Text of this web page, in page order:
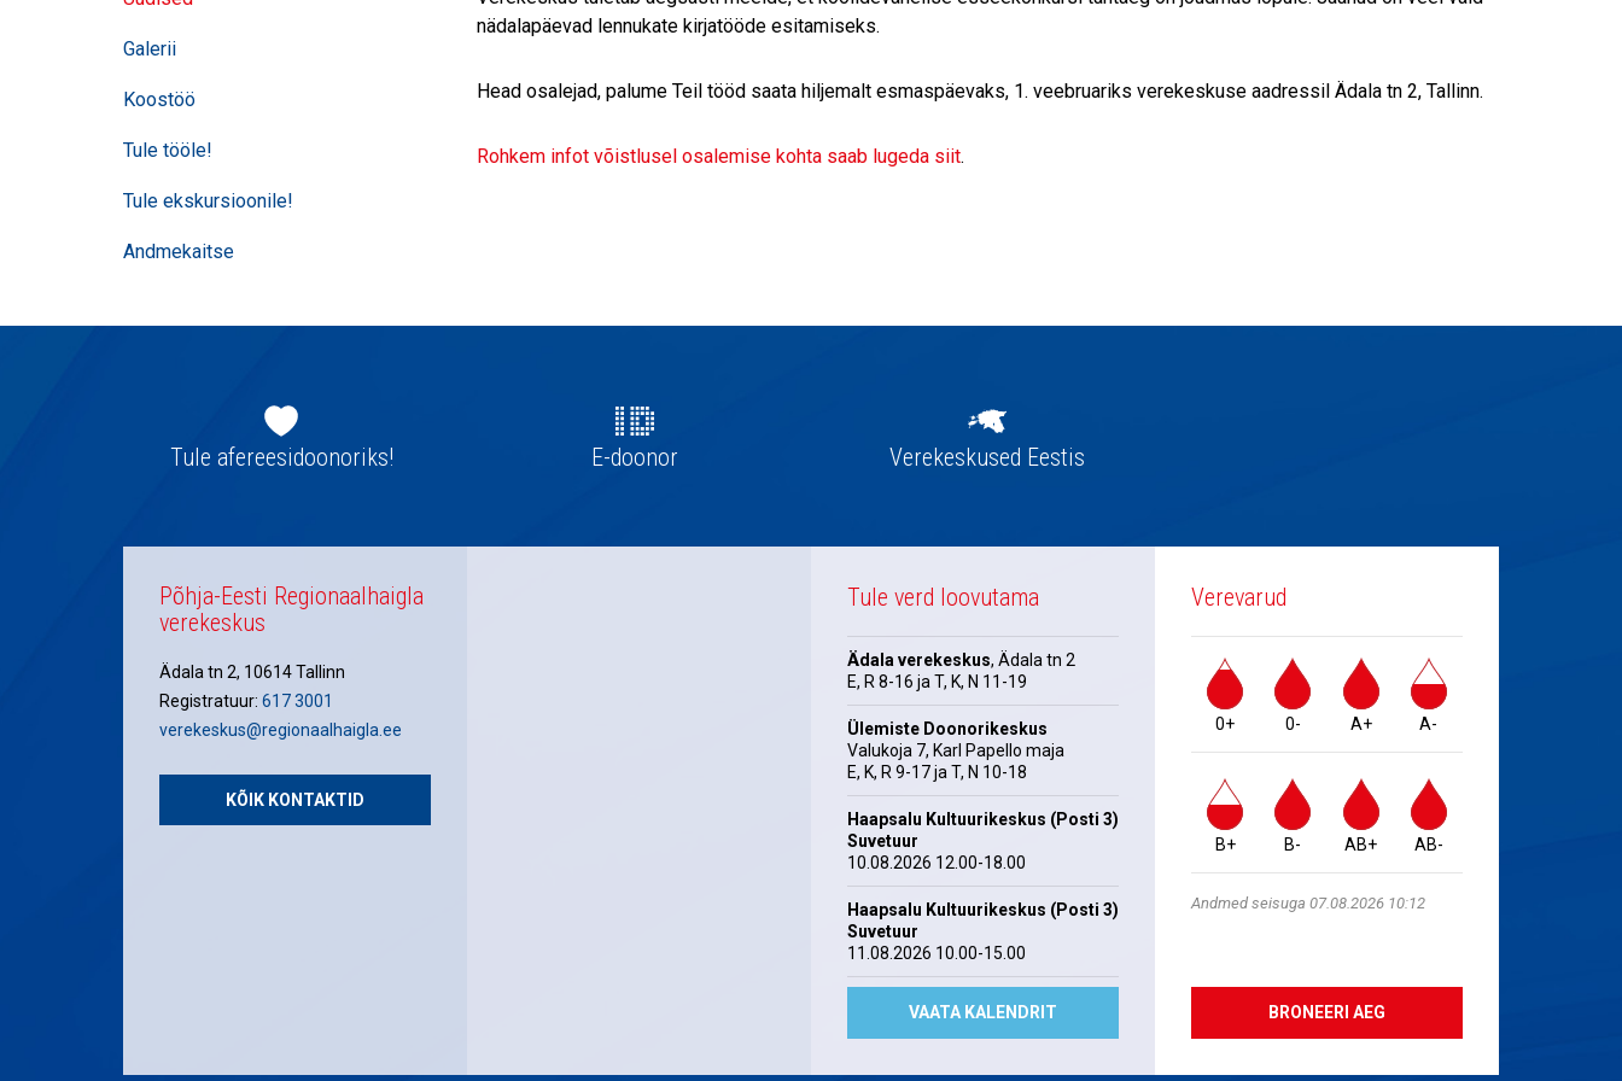
Galerii
Koostöö
Tule tööle!
Tule ekskursioonile!
Andmekaitse
nädalapäevad lennukate kirjatööde esitamiseks.
Head osalejad, palume Teil tööd saata hiljemalt esmaspäevaks, 1. veebruariks verekeskuse aadressil Ädala tn 2, Tallinn.
Rohkem infot võistlusel osalemise kohta saab lugeda siit.
navigatsioonTule afereesidoonoriks! E-doonor Verekeskused Eestis
Põhja-Eesti Regionaalhaigla
verekeskus
Ädala tn 2, 10614 Tallinn
Registratuur: 617 3001
verekeskus@regionaalhaigla.ee
KÕIK KONTAKTID
Tule verd loovutama
Ädala verekeskus, Ädala tn 2
E, R 8-16 ja T, K, N 11-19
Ülemiste Doonorikeskus
Valukoja 7, Karl Papello maja
E, K, R 9-17 ja T, N 10-18
Haapsalu Kultuurikeskus (Posti 3)
Suvetuur
10.08.2026 12.00-18.00
Haapsalu Kultuurikeskus (Posti 3)
Suvetuur
11.08.2026 10.00-15.00
VAATA KALENDRIT
Verevarud
0+ 0- A+ A-
B+ B- AB+ AB-
Andmed seisuga 07.08.2026 10:12
BRONEERI AEG